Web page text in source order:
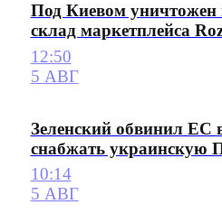
Под Киевом
склад маркетплейса
12:50
5 АВГ
Зеленский обвинил ЕС
снабжать украинскую
10:14
5 АВГ